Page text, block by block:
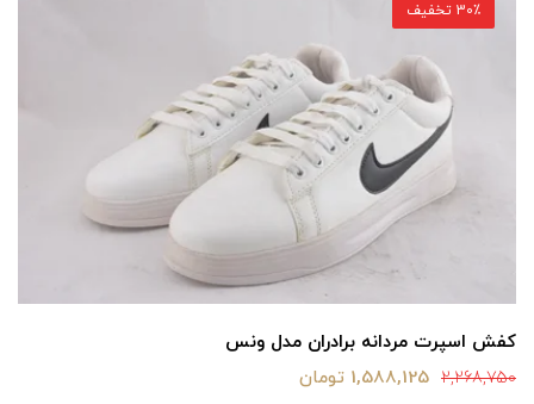
کفش اسپرت مردانه برادران مدل ونس
2,268,750 1,588,125 تومان
30٪ تخفیف